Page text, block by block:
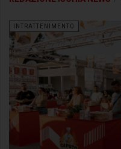
INTRATTENIMENTO